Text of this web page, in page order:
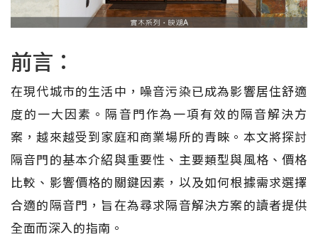
前言：
在現代城市的生活中，噪音污染已成為影響居住舒適
度的一大因素。隔音門作為一項有效的隔音解決方
案，越來越受到家庭和商業場所的青睞。本文將探討
隔音門的基本介紹與重要性、主要類型與風格、價格
比較、影響價格的關鍵因素，以及如何根據需求選擇
合適的隔音門，旨在為尋求隔音解決方案的讀者提供
全面而深入的指南。